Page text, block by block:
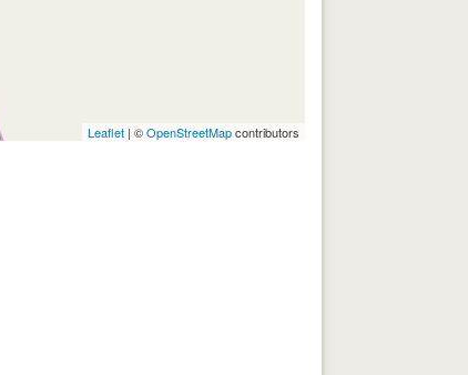
Leaflet | ©OpenStreetMapcontributors